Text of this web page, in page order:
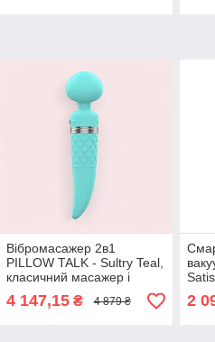
Вібромасажер 2в1
PILLOW TALK - Sultry Teal,
класичний масажер і
вібратор з ротацією,
підігрів
4 147,15₴ 4 879 ₴ 2